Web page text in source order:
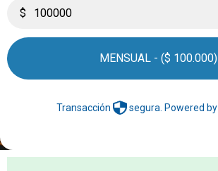
$
MENSUAL - ($ 100.000)
Transacción segura. Powered by